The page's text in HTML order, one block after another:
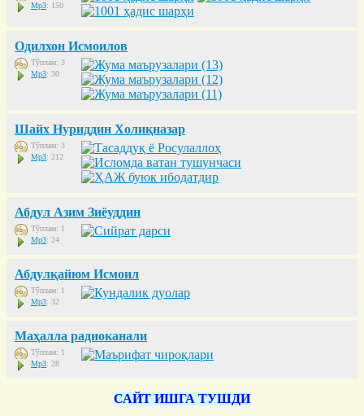
Mp3: 150
Одилхон Исмоилов
Тўплам: 3
Mp3: 30
Шайх Нуриддин Холиқназар
Тўплам: 3
Mp3: 212
Абдул Азим Зиёуддин
Тўплам: 1
Mp3: 24
Абдулқайюм Исмоил
Тўплам: 1
Mp3: 32
Маҳалла радиоканали
Тўплам: 1
Mp3: 28
САЙТ ИШГА ТУШДИ